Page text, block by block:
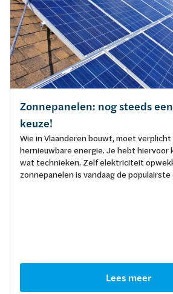
Zonnepanelen: nog steeds
keuze!
Wie in Vlaanderen bouwt, moet
hernieuwbare energie. Je hebt hiervoor
wat technieken. Zelf elektriciteit
zonnepanelen is vandaag de
Lees meer